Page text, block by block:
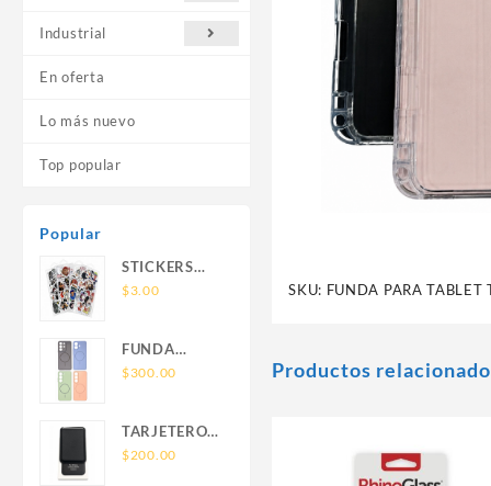
Industrial
En oferta
Lo más nuevo
Top popular
Popular
STICKERS
UNIVERSALES
$3.00
FUNDA
NOVA SAM
SIN SOPORTE
MAGNETICO
$300.00
TARJETERO
SIN SOPORTE
$200.00
SKU: FUNDA PARA
Productos